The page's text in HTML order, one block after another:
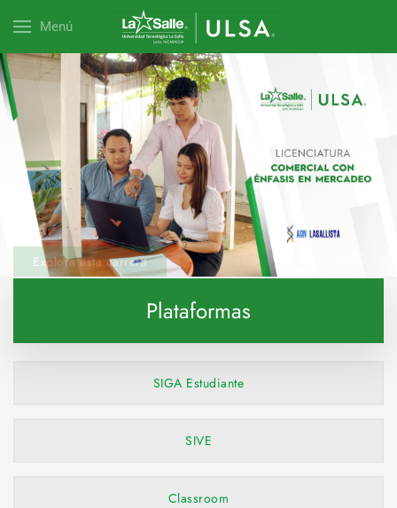
Menú
Explora esta carrera
Plataformas
SIGA Estudiante
SIVE
Classroom